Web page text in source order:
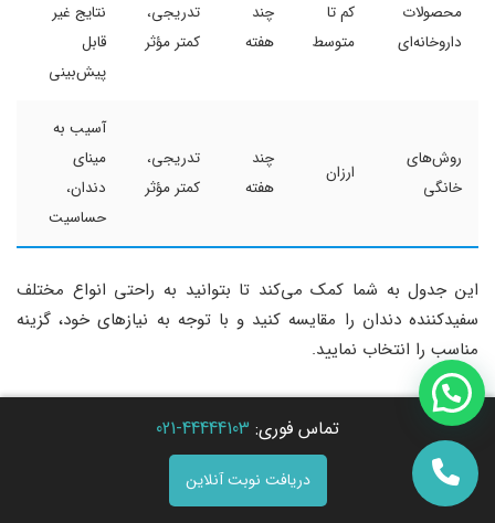
محصولات
داروخانه‌ای
کم تا
متوسط
چند
هفته
تدریجی،
کمتر مؤثر
نتایج غیر
قابل
پیش‌بینی
روش‌های
خانگی
ارزان
چند
هفته
تدریجی،
کمتر مؤثر
آسیب به
مینای
دندان،
حساسیت
این جدول به شما کمک می‌کند تا بتوانید به راحتی انواع مختلف
سفیدکننده دندان را مقایسه کنید و با توجه به نیازهای خود، گزینه
مناسب را انتخاب نمایید.
اگر به دنبال خدمات حرفه‌ای و باکیفیت در زمینه سفید کردن
دندان‌های خود هستید، کلینیک دندانپزشکی شبانه روی تاج آماده
ارائه بهترین خدمات به شماست. با تیم متخصص ما، می‌توانید از
روش‌های پیشرفته و مطمئن برای سفید کردن دندان‌های خود بهره‌مند
تماس فوری: 44444103-021
دریافت نوبت آنلاین